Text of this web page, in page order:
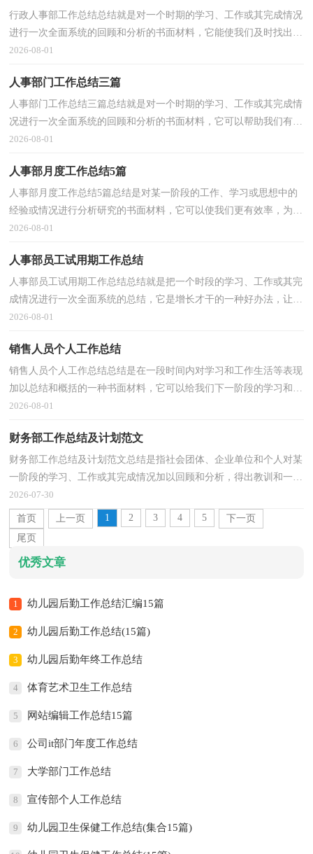
行政人事部工作总结总结就是对一个时期的学习、工作或其完成情况
进行一次全面系统的回顾和分析的书面材料，它能使我们及时找出错
误并改正，是时候写一份总结了。那么总结应该包...
2026-08-01
人事部门工作总结三篇
人事部门工作总结三篇总结就是对一个时期的学习、工作或其完成情
况进行一次全面系统的回顾和分析的书面材料，它可以帮助我们有寻
找学习和工作中的规律，让我们抽出时间写写总结...
2026-08-01
人事部月度工作总结5篇
人事部月度工作总结5篇总结是对某一阶段的工作、学习或思想中的
经验或情况进行分析研究的书面材料，它可以使我们更有效率，为此
我们要做好回顾，写好总结。我们该怎么写总结呢？以...
2026-08-01
人事部员工试用期工作总结
人事部员工试用期工作总结总结就是把一个时段的学习、工作或其完
成情况进行一次全面系统的总结，它是增长才干的一种好办法，让我
们一起认真地写一份总结吧。但是总结有什么要求...
2026-08-01
销售人员个人工作总结
销售人员个人工作总结总结是在一段时间内对学习和工作生活等表现
加以总结和概括的一种书面材料，它可以给我们下一阶段的学习和工
作生活做指导，不妨坐下来好好写写总结吧。那么...
2026-08-01
财务部工作总结及计划范文
财务部工作总结及计划范文总结是指社会团体、企业单位和个人对某
一阶段的学习、工作或其完成情况加以回顾和分析，得出教训和一些
规律性认识的一种书面材料，它可使零星的、肤浅...
2026-07-30
首页 上一页 1 2 3 4 5
下一页
尾页
优秀文章
1 幼儿园后勤工作总结汇编15篇
2 幼儿园后勤工作总结(15篇)
3 幼儿园后勤年终工作总结
4 体育艺术卫生工作总结
5 网站编辑工作总结15篇
6 公司it部门年度工作总结
7 大学部门工作总结
8 宣传部个人工作总结
9 幼儿园卫生保健工作总结(集合15篇)